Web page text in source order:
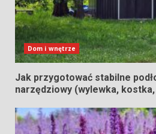
Dom i wnętrze
Jak przygotować stabilne
narzędziowy (wylewka,